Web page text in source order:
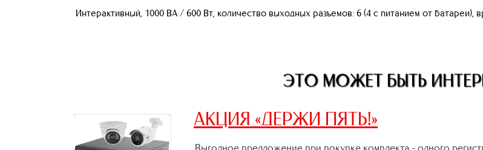
Интерактивный, 1000 ВА / 600 Вт, количество выходных разъемов: 6 (4 с питанием от батареи),
ЭТО МОЖЕТ БЫТЬ
АКЦИЯ «ДЕРЖИ ПЯТЬ!»
Выгодное предложение при покупке комплекта - одного